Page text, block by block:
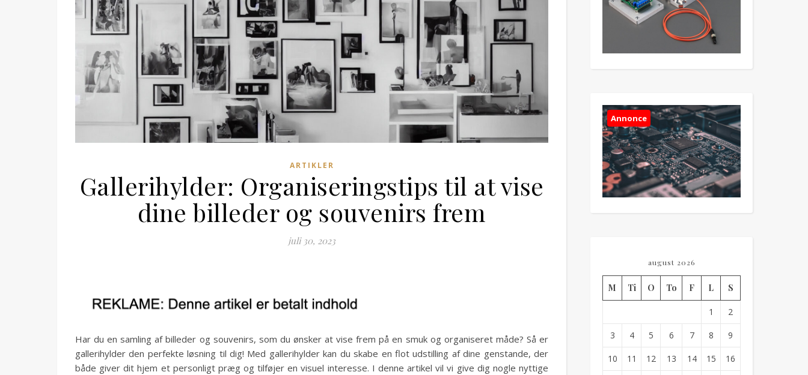
ARTIKLER
Gallerihylder: Organiseringstips til at vise
dine billeder og souvenirs frem
juli 30, 2023
Har du en samling af billeder og souvenirs, som du ønsker at vise frem på en smuk og organiseret måde? Så er
gallerihylder den perfekte løsning til dig! Med gallerihylder kan du skabe en flot udstilling af dine genstande, der
både giver dit hjem et personligt præg og tilføjer en visuel interesse. I denne artikel vil vi give dig nogle nyttige
Annonce
august 2026
M Ti O To F L S
1 2
3 4 5 6 7 8 9
10 11 12 13 14 15 16